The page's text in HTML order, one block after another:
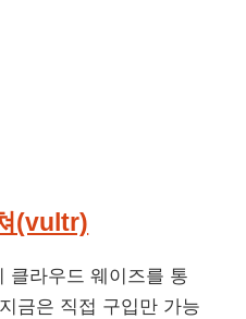
(vultr)
클라우드 웨이즈를 통
금은 직접 구입만 가능